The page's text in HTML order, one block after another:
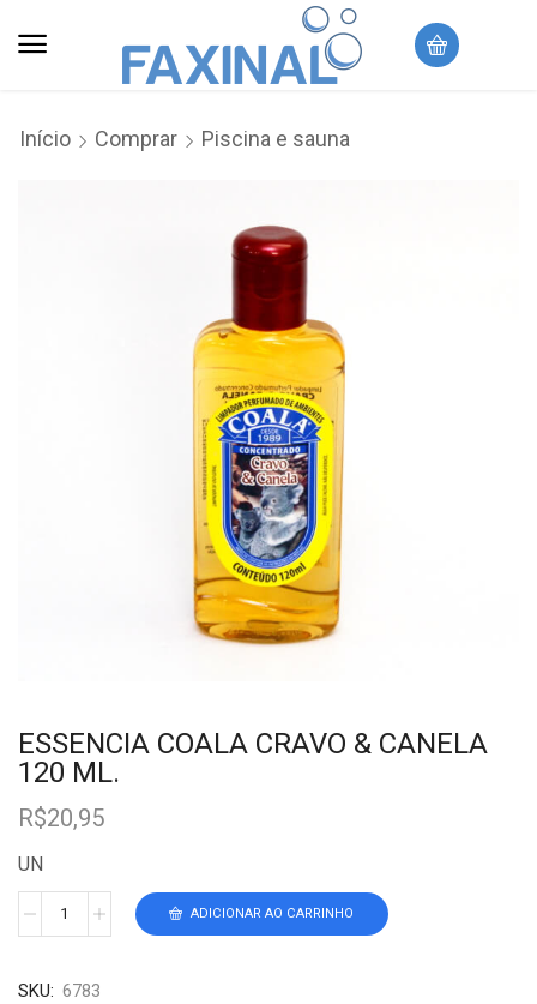
Início Comprar Piscina e sauna
ESSENCIA COALA CRAVO & CANELA
120 ML.
R$20,95
UN
ADICIONAR AO CARRINHO
SKU: 6783